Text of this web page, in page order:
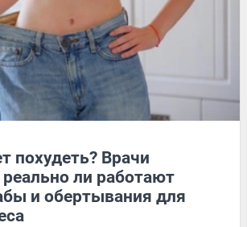
похудеть? Врачи
реально ли работают
и обертывания для